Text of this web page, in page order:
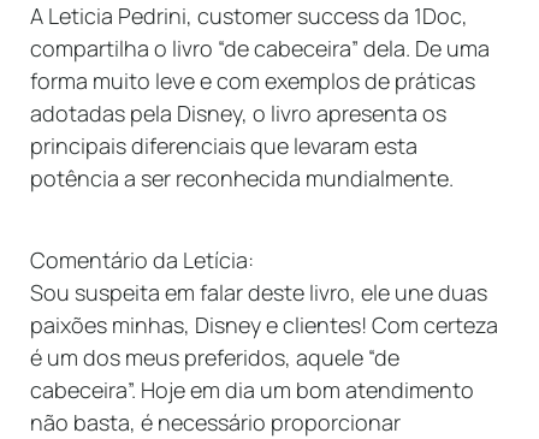
A Leticia Pedrini, customer success da 1Doc,
compartilha o livro “de cabeceira” dela. De uma
forma muito leve e com exemplos de práticas
adotadas pela Disney, o livro apresenta os
principais diferenciais que levaram esta
potência a ser reconhecida mundialmente.
Comentário da Letícia:
Sou suspeita em falar deste livro, ele une duas
paixões minhas, Disney e clientes! Com certeza
é um dos meus preferidos, aquele “de
cabeceira”. Hoje em dia um bom atendimento
não basta, é necessário proporcionar